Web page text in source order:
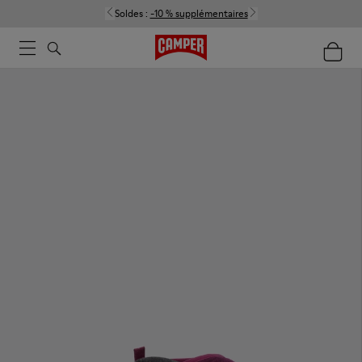
Soldes : -10 % supplémentaires